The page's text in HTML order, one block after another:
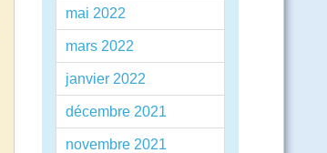
mai 2022
mars 2022
janvier 2022
décembre 2021
novembre 2021